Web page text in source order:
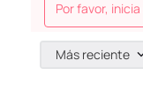
Por favor,
Más reciente